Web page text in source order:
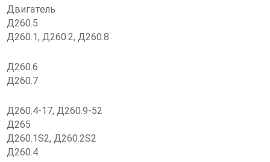
Двигатель
Д260.5
Д260.1, Д260.2, Д260.8
Д260.6
Д260.7
Д260.4-17, Д260.9-52
Д265
Д260.1S2, Д260.2S2
Д260.4